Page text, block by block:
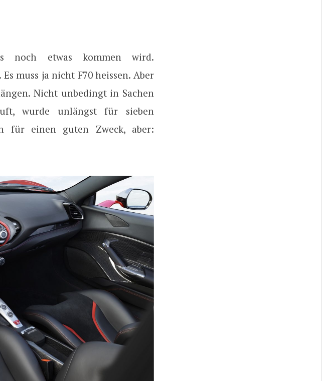
noch etwas kommen wird.
muss ja nicht F70 heissen. Aber
Nicht unbedingt in Sachen
wurde unlängst für sieben
für einen guten Zweck, aber: